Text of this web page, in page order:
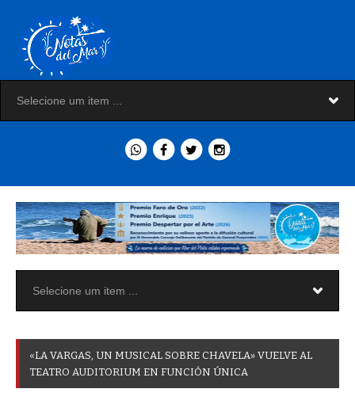
«LA VARGAS UN MUSICAL SOBRE CHAVELA» VUELVE AL
TEATRO AUDITORIUM EN FUNCIÓN ÚNICA